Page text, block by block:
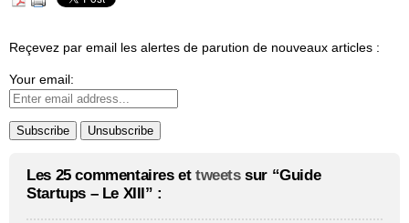
Reçevez par email les alertes de parution de nouveaux articles :
Your email:
Les 25 commentaires et tweetssur “Guide
Startups – Le XIII” :